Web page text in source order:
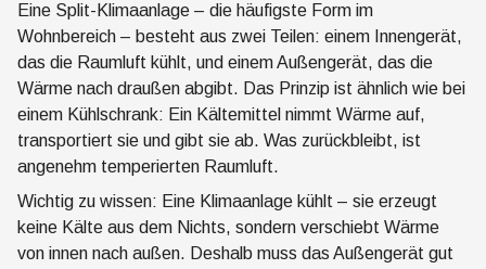
Eine Split-Klimaanlage – die häufigste Form im
Wohnbereich – besteht aus zwei Teilen: einem Innengerät,
das die Raumluft kühlt, und einem Außengerät, das die
Wärme nach draußen abgibt. Das Prinzip ist ähnlich wie bei
einem Kühlschrank: Ein Kältemittel nimmt Wärme auf,
transportiert sie und gibt sie ab. Was zurückbleibt, ist
angenehm temperierten Raumluft.
Wichtig zu wissen: Eine Klimaanlage kühlt – sie erzeugt
keine Kälte aus dem Nichts, sondern verschiebt Wärme
von innen nach außen. Deshalb muss das Außengerät gut